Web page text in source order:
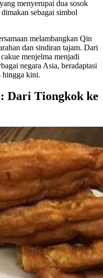
menyerupai dua sosok
sebagai simbol
melambangkan Qin
dan sindiran tajam. Dari
menjelma menjadi
negara Asia, beradaptasi
hingga kini.
Dari Tiongkok ke